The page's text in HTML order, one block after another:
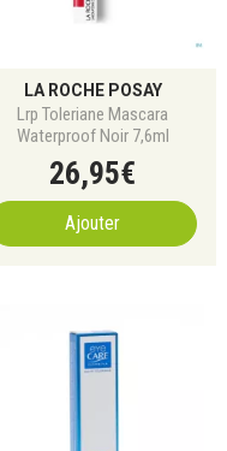
LA ROCHE POSAY
Lrp Toleriane Mascara
Waterproof Noir 7,6ml
26,95€
Ajouter